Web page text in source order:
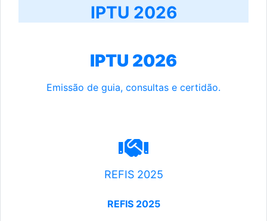
IPTU 2026
IPTU 2026
Emissão de guia, consultas e certidão.
REFIS 2025
REFIS 2025